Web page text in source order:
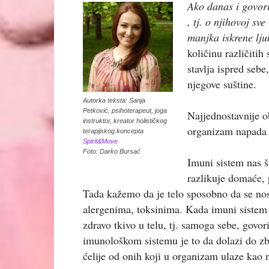
Autorka teksta: Sanja
Petković, psihoterapeut, joga
instruktor, kreator holističkog
terapijskog koncepta
Spirit&Move
Foto: Darko Bursać
Ako danas i
, tj. o njihovoj sve
manjka iskrene
količinu različitih
stavlja ispred
njegove suštine.
Najjednostavnije
organizam
Imuni sistem nas
razlikuje
Tada kažemo da je telo sposobno da se
alergenima, toksinima. Kada imuni
zdravo tkivo u telu, tj. samoga sebe,
imunološkom sistemu je to da dolazi do
ćelije od onih koji u organizam ulaze kao